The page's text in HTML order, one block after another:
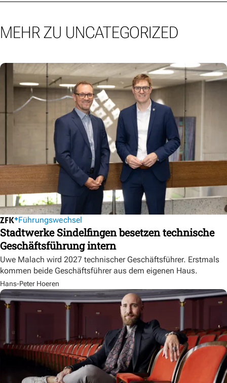
MEHR ZU UNCATEGORIZED
Führungswechsel
Stadtwerke Sindelfingen besetzen technische
Geschäftsführung intern
Uwe Malach wird 2027 technischer Geschäftsführer. Erstmals
kommen beide Geschäftsführer aus dem eigenen Haus.
Hans-Peter Hoeren